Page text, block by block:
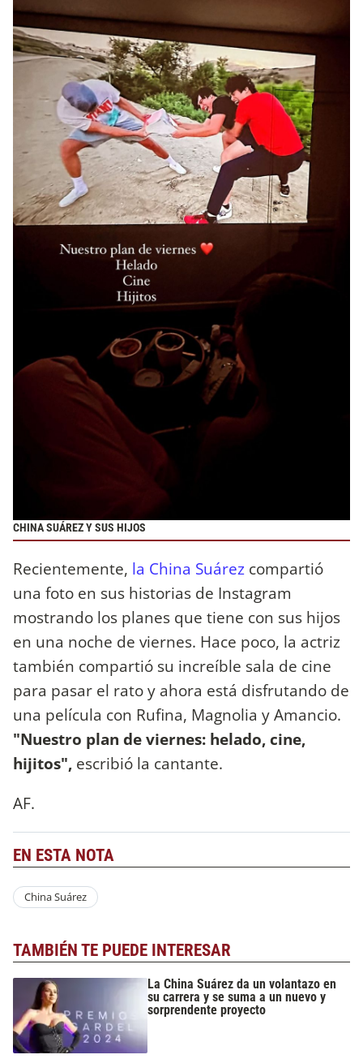
CHINA SUÁREZ Y SUS HIJOS
Recientemente, la China Suárez compartió
una foto en sus historias de Instagram
mostrando los planes que tiene con sus hijos
en una noche de viernes. Hace poco, la actriz
también compartió su increíble sala de cine
para pasar el rato y ahora está disfrutando de
una película con Rufina, Magnolia y Amancio.
"Nuestro plan de viernes: helado, cine,
hijitos", escribió la cantante.
AF.
EN ESTA NOTA
China Suárez
TAMBIÉN TE PUEDE INTERESAR
La China Suárez da un volantazo en
su carrera y se suma a un nuevo y
sorprendente proyecto